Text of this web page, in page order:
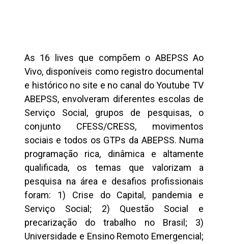
As 16 lives que compõem o ABEPSS Ao
Vivo, disponíveis como registro documental
e histórico no site e no canal do Youtube TV
ABEPSS, envolveram diferentes escolas de
Serviço Social, grupos de pesquisas, o
conjunto CFESS/CRESS, movimentos
sociais e todos os GTPs da ABEPSS. Numa
programação rica, dinâmica e altamente
qualificada, os temas que valorizam a
pesquisa na área e desafios profissionais
foram: 1) Crise do Capital, pandemia e
Serviço Social; 2) Questão Social e
precarização do trabalho no Brasil; 3)
Universidade e Ensino Remoto Emergencial;